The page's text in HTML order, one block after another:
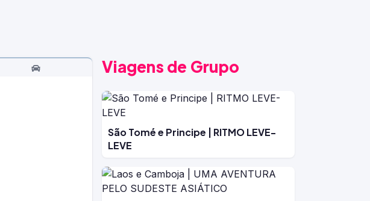
Viagens de Grupo
São Tomé e Principe | RITMO LEVE-
LEVE